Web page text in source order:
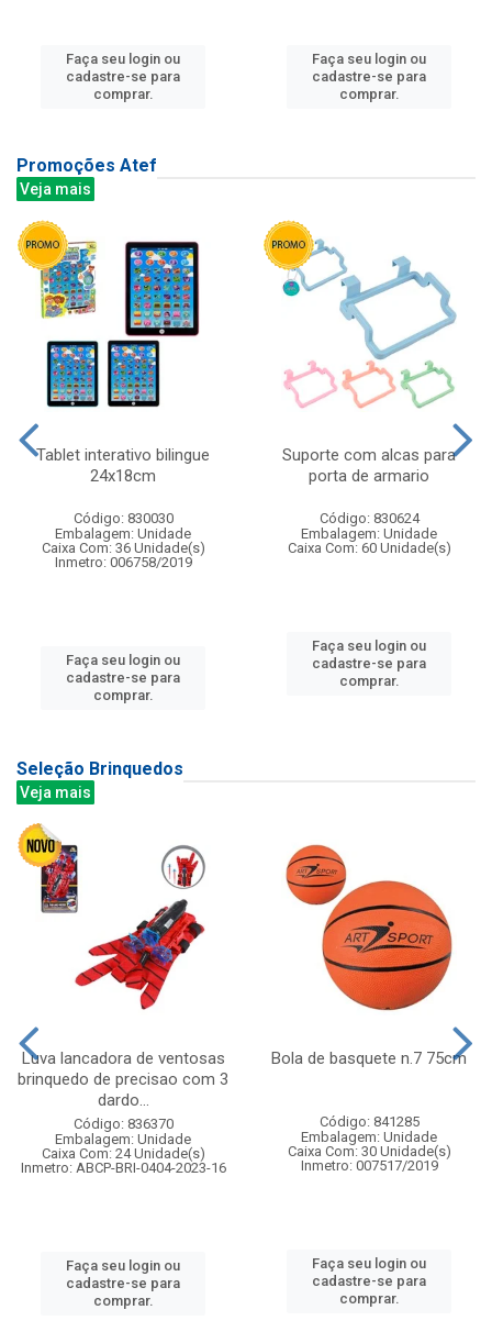
Faça seu login ou
cadastre-se para
comprar.
Faça seu login ou
cadastre-se para
comprar.
Promoções Atef
Veja mais
Tablet interativo bilingue
24x18cm
Código: 830030
Embalagem: Unidade
Caixa Com: 36 Unidade(s)
Inmetro: 006758/2019
Faça seu login ou
cadastre-se para
comprar.
Suporte com alcas para
porta de armario
Código: 830624
Embalagem: Unidade
Caixa Com: 60 Unidade(s)
Faça seu login ou
cadastre-se para
comprar.
Seleção Brinquedos
Veja mais
Luva lancadora de ventosas
brinquedo de precisao com 3
dardo...
Código: 836370
Embalagem: Unidade
Caixa Com: 24 Unidade(s)
Inmetro: ABCP-BRI-0404-2023-16
Faça seu login ou
cadastre-se para
comprar.
Bola de basquete n.7 75cm
Código: 841285
Embalagem: Unidade
Caixa Com: 30 Unidade(s)
Inmetro: 007517/2019
Faça seu login ou
cadastre-se para
comprar.